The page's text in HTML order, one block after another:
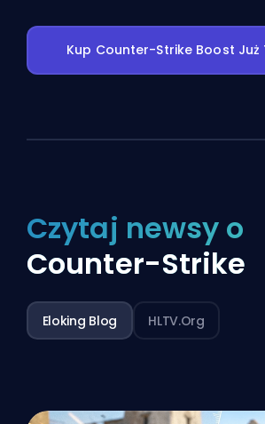
Kup Counter-Strike Boost Już
Czytaj newsy o
Counter-Strike
Eloking Blog HLTV.org